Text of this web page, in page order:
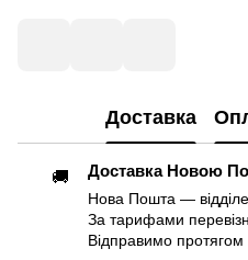
Доставка
🚚 Доставка Новою
Нова Пошта —
За тарифами
Відправимо протягом